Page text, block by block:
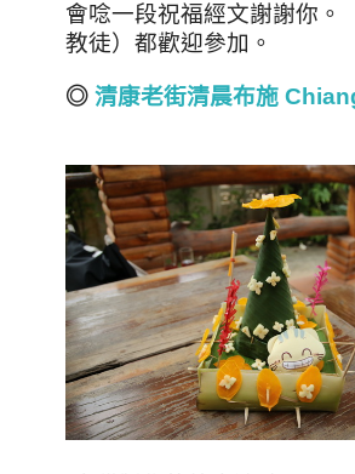
會唸一段祝福經文謝謝你。
教徒）都歡迎參加。
◎ 清康老街清晨布施